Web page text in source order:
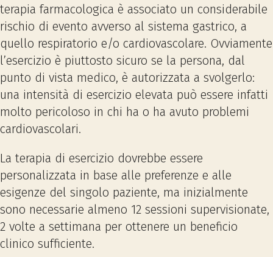
terapia farmacologica è associato un considerabile
rischio di evento avverso al sistema gastrico, a
quello respiratorio e/o cardiovascolare. Ovviamente
l’esercizio è piuttosto sicuro se la persona, dal
punto di vista medico, è autorizzata a svolgerlo:
una intensità di esercizio elevata può essere infatti
molto pericoloso in chi ha o ha avuto problemi
cardiovascolari.
La terapia di esercizio dovrebbe essere
personalizzata in base alle preferenze e alle
esigenze del singolo paziente, ma inizialmente
sono necessarie almeno 12 sessioni supervisionate,
2 volte a settimana per ottenere un beneficio
clinico sufficiente.